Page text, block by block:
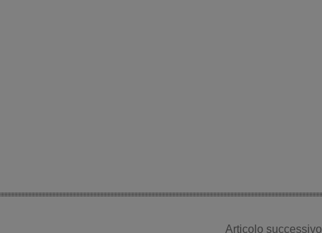
Articolo successivo